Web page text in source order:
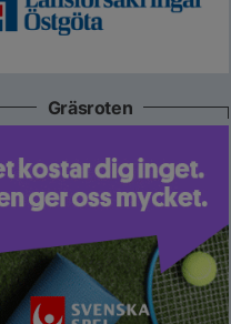
Gräsroten